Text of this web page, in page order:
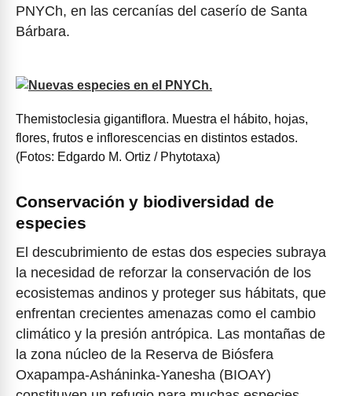
PNYCh, en las cercanías del caserío de Santa
Bárbara.
Themistoclesia gigantiflora. Muestra el hábito, hojas,
flores, frutos e inflorescencias en distintos estados.
(Fotos: Edgardo M. Ortiz / Phytotaxa)
Conservación y biodiversidad de
especies
El descubrimiento de estas dos especies subraya
la necesidad de reforzar la conservación de los
ecosistemas andinos y proteger sus hábitats, que
enfrentan crecientes amenazas como el cambio
climático y la presión antrópica. Las montañas de
la zona núcleo de la Reserva de Biósfera
Oxapampa-Asháninka-Yanesha (BIOAY)